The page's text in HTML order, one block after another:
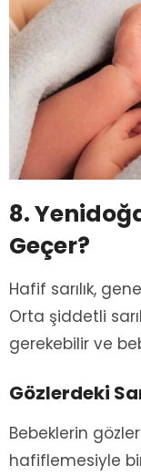
8.
Geçer?
Hafif sarılık,
Orta şiddetli
gerekebilir ve
Gözlerdeki
Bebeklerin
hafiflemesiyle